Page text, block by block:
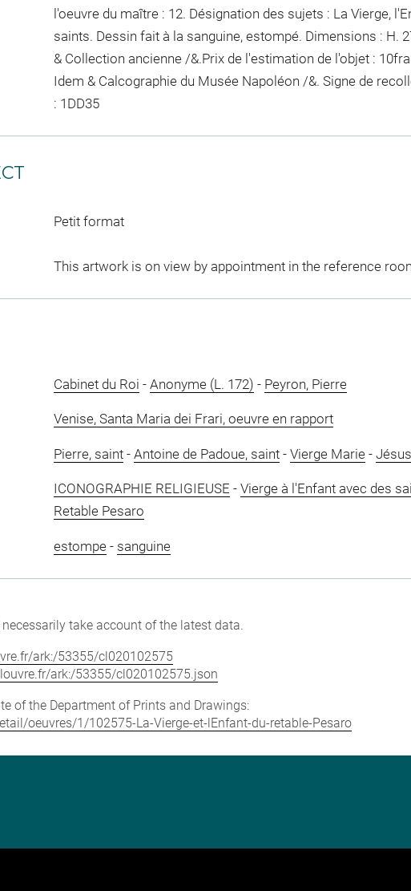
l'oeuvre du maître : 12. Désignation des sujets : La Vierge,
saints. Dessin fait à la sanguine, estompé. Dimensions : H.
& Collection ancienne /&.Prix de l'estimation de l'objet :
Idem & Calcographie du Musée Napoléon /&. Signe de
: 1DD35
Petit format
This artwork is on view by appointment in the reference
Cabinet du Roi - Anonyme (L. 172) - Peyron, Pierre
Venise, Santa Maria dei Frari, oeuvre en rapport
Pierre, saint- Antoine de Padoue, saint- Vierge Marie-
ICONOGRAPHIE RELIGIEUSE - Vierge à l'Enfant avec des
Retable Pesaro
estompe- sanguine
take account of the latest data.
ark:/53355/cl020102575
ark:/53355/cl020102575.json
of the Department of Prints and Drawings:
oeuvres/1/102575-La-Vierge-et-lEnfant-du-retable-Pesaro